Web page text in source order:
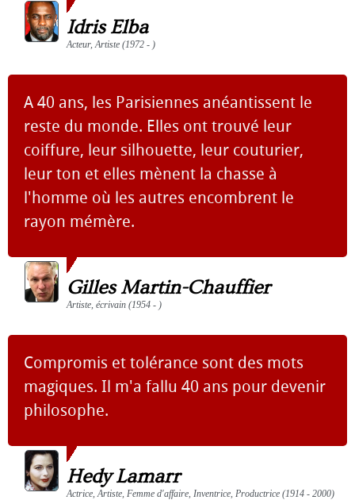
Idris Elba
Acteur, Artiste (1972 - )
A 40 ans, les Parisiennes anéantissent le
reste du monde. Elles ont trouvé leur
coiffure, leur silhouette, leur couturier,
leur ton et elles mènent la chasse à
l'homme où les autres encombrent le
rayon mémère.
Gilles Martin-Chauffier
Artiste, écrivain (1954 - )
Compromis et tolérance sont des mots
magiques. Il m'a fallu 40 ans pour devenir
philosophe.
Hedy Lamarr
Actrice, Artiste, Femme d'affaire, Inventrice, Productrice (1914 - 2000)